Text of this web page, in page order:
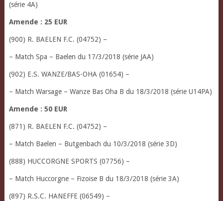
(série 4A)
Amende : 25 EUR
(900) R. BAELEN F.C. (04752) –
– Match Spa – Baelen du 17/3/2018 (série JAA)
(902) E.S. WANZE/BAS-OHA (01654) –
– Match Warsage – Wanze Bas Oha B du 18/3/2018 (série U14PA)
Amende : 50 EUR
(871) R. BAELEN F.C. (04752) –
– Match Baelen – Butgenbach du 10/3/2018 (série 3D)
(888) HUCCORGNE SPORTS (07756) –
– Match Huccorgne – Fizoise B du 18/3/2018 (série 3A)
(897) R.S.C. HANEFFE (06549) –